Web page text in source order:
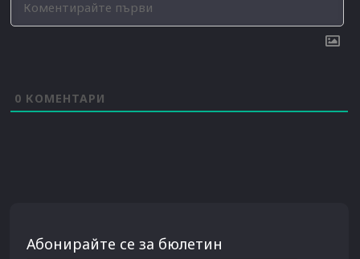
0 КОМЕНТАРИ
Абонирайте се за бюлетин